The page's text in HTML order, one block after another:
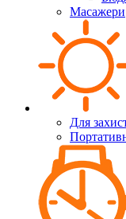
Масажери
Для